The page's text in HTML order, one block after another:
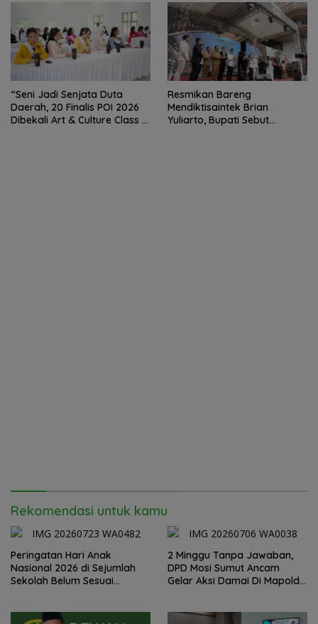
“Seni Jadi Senjata Duta
Daerah, 20 Finalis POI 2026
Dibekali Art & Culture Class di
Resmikan Bareng
Mendiktisaintek Brian
Yuliarto, Bupati Sebut
Rekomendasi untuk kamu
Peringatan Hari Anak
Nasional 2026 di Sejumlah
Sekolah Belum Sesuai
2 Minggu Tanpa Jawaban,
DPD Mosi Sumut Ancam
Gelar Aksi Damai Di Mapolda
Sumut Irjen Whisnu